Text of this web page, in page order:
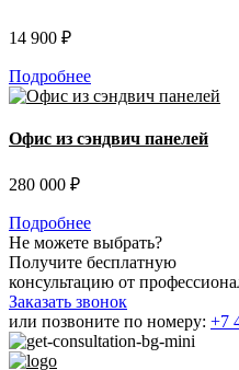
14 900 ₽
Подробнее
Офис из сэндвич панелей
280 000 ₽
Подробнее
Не можете выбрать?
Получите бесплатную
консультацию от
Заказать звонок
или позвоните по номеру: +7